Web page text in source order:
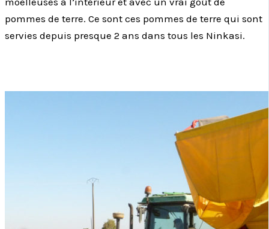
pommes de terre. Ce sont ces pommes de terre qui sont
servies depuis presque 2 ans dans tous les Ninkasi.